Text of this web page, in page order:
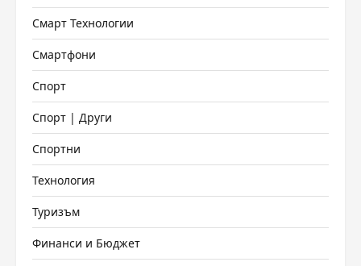
Смарт Технологии
Смартфони
Спорт
Спорт | Други
Спортни
Технология
Туризъм
Финанси и Бюджет